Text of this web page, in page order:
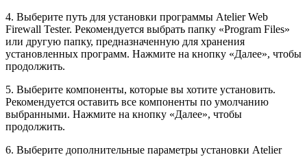
4. Выберите путь для установки программы Atelier Web
Firewall Tester. Рекомендуется выбрать папку «Program Files»
или другую папку, предназначенную для хранения
установленных программ. Нажмите на кнопку «Далее», чтобы
продолжить.
5. Выберите компоненты, которые вы хотите установить.
Рекомендуется оставить все компоненты по умолчанию
выбранными. Нажмите на кнопку «Далее», чтобы
продолжить.
6. Выберите дополнительные параметры установки Atelier